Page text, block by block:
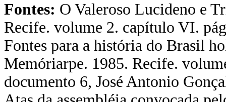
Fontes: O Valeroso Lucideno e
Recife. volume 2. capítulo VI.
Fontes para a história do Brasil
Memóriarpe. 1985. Recife.
documento 6, José Antonio